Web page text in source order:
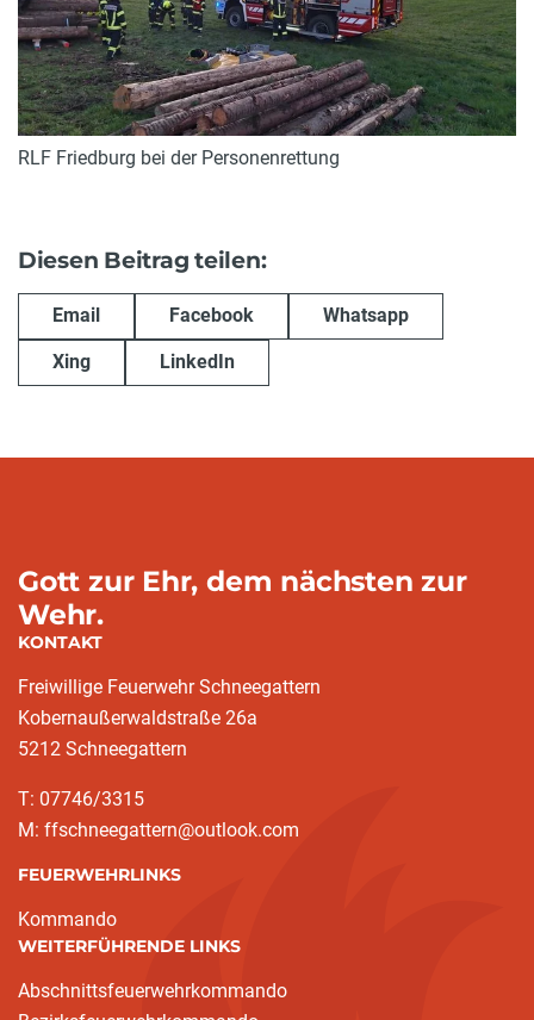
RLF Friedburg bei der Personenrettung
Diesen Beitrag teilen:
Email Facebook Whatsapp
Xing LinkedIn
Gott zur Ehr, dem nächsten zur
Wehr.
KONTAKT
Freiwillige Feuerwehr Schneegattern
Kobernaußerwaldstraße 26a
5212 Schneegattern
T: 07746/3315
M: ffschneegattern@outlook.com
FEUERWEHRLINKS
Kommando
WEITERFÜHRENDE LINKS
Abschnittsfeuerwehrkommando